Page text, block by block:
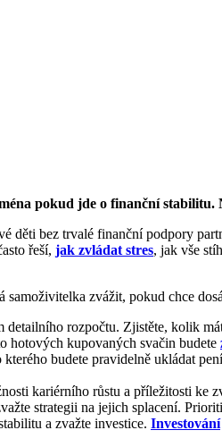
pokud jde o finanční
děti bez trvalé finanční podpory
řeší, jak zvládat stres, jak vše
zvážit, pokud chce
detailního rozpočtu. Zjistěte, kolik
hotových kupovaných svačin budete
budete pravidelně ukládat
kariérního růstu a příležitosti ke
strategii na jejich splacení.
a zvažte investice. Investování